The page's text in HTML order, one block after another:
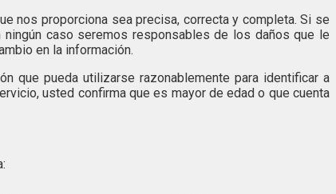
nos proporciona sea precisa, correcta y completa. Si se
ningún caso seremos responsables de los daños que le
en la información.
que pueda utilizarse razonablemente para identificar a
usted confirma que es mayor de edad o que cuenta